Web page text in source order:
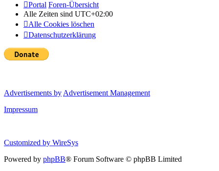
Portal Foren-Übersicht
Alle Zeiten sind UTC+02:00
Alle Cookies löschen
Datenschutzerklärung
Advertisements byAdvertisement Management
Impressum
Customized by WireSys
Powered by phpBB® Forum Software © phpBB Limited